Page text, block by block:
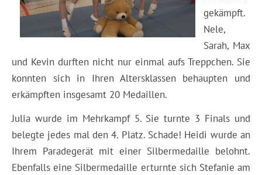
gekämpft.
Nele,
Sarah, Max
und Kevin durften nicht nur einmal aufs Treppchen. Sie
konnten sich in Ihren Altersklassen behaupten und
erkämpften insgesamt 20 Medaillen.
Julia wurde im Mehrkampf 5. Sie turnte 3 Finals und
belegte jedes mal den 4. Platz. Schade! Heidi wurde an
Ihrem Paradegerät mit einer Silbermedaille belohnt.
Ebenfalls eine Silbermedaille erturnte sich Stefanie am